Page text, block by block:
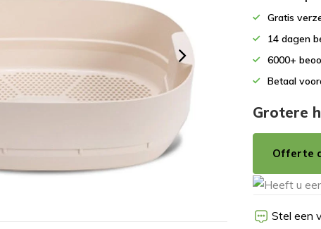
Gratis
14 dagen
6000+
Betaal
Grotere
Offerte
Stel een